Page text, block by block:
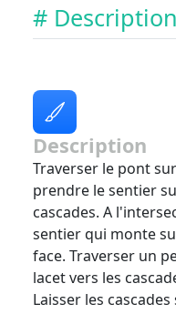
#
Description
Traverser le pont
prendre le sentier
cascades. A
sentier qui monte
face. Traverser un
lacet vers les
Laisser les